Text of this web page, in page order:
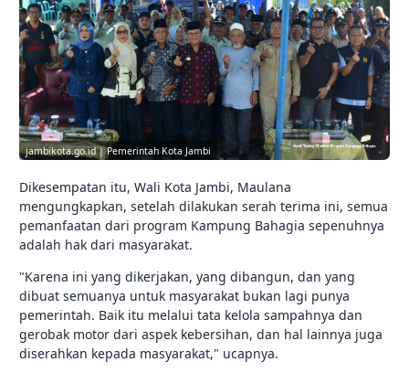
jambikota.go.id | Pemerintah Kota Jambi
Dikesempatan itu, Wali Kota Jambi, Maulana
mengungkapkan, setelah dilakukan serah terima ini, semua
pemanfaatan dari program Kampung Bahagia sepenuhnya
adalah hak dari masyarakat.
"Karena ini yang dikerjakan, yang dibangun, dan yang
dibuat semuanya untuk masyarakat bukan lagi punya
pemerintah. Baik itu melalui tata kelola sampahnya dan
gerobak motor dari aspek kebersihan, dan hal lainnya juga
diserahkan kepada masyarakat," ucapnya.